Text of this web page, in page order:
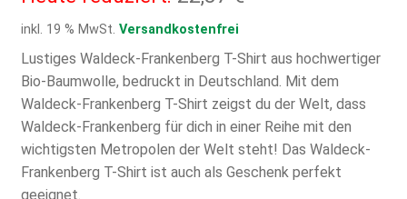
26,90 €
ist:
22,87 €.
inkl. 19 % MwSt. Versandkostenfrei
Lustiges Waldeck-Frankenberg T-Shirt aus hochwertiger
Bio-Baumwolle, bedruckt in Deutschland. Mit dem
Waldeck-Frankenberg T-Shirt zeigst du der Welt, dass
Waldeck-Frankenberg für dich in einer Reihe mit den
wichtigsten Metropolen der Welt steht! Das Waldeck-
Frankenberg T-Shirt ist auch als Geschenk perfekt
geeignet.